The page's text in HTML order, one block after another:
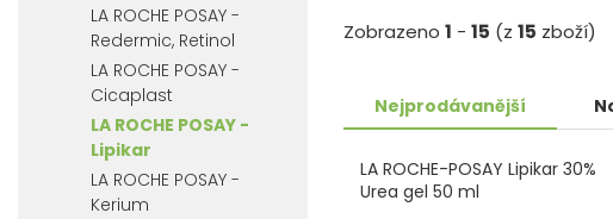
Zobrazeno 1 - 15 (z 15 zboží)
Nejprodávanější
LA ROCHE-POSAY Lipikar 30%
Urea gel 50 ml
LA ROCHE POSAY -
Redermic, Retinol
LA ROCHE POSAY -
Cicaplast
LA ROCHE POSAY -
Lipikar
LA ROCHE POSAY -
Kerium